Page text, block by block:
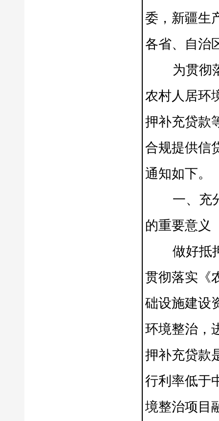
委，新疆生
各省、自治
为贯彻落
农村人居环
押补充贷款
合规提供信
通知如下。
一、充分
的重要意义
做好抵押
贯彻落实《
础设施建设
环境整治，
押补充贷款
行利率低于
境整治项目